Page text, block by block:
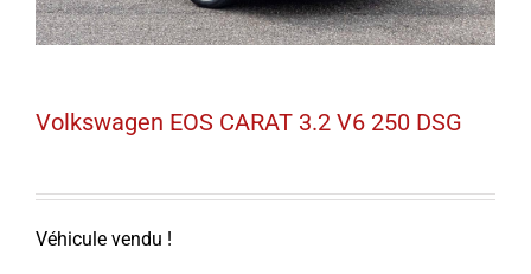
Volkswagen EOS CARAT 3.2 V6 250 DSG
Véhicule vendu !